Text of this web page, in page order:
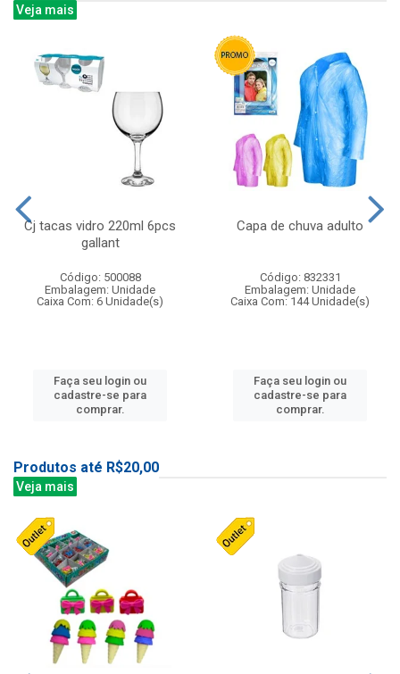
Veja mais
Cj tacas vidro 220ml 6pcs
gallant
Código: 500088
Embalagem: Unidade
Caixa Com: 6 Unidade(s)
Faça seu login ou
cadastre-se para
comprar.
Capa de chuva adulto
Código: 832331
Embalagem: Unidade
Caixa Com: 144 Unidade(s)
Faça seu login ou
cadastre-se para
comprar.
Produtos até R$20,00
Veja mais